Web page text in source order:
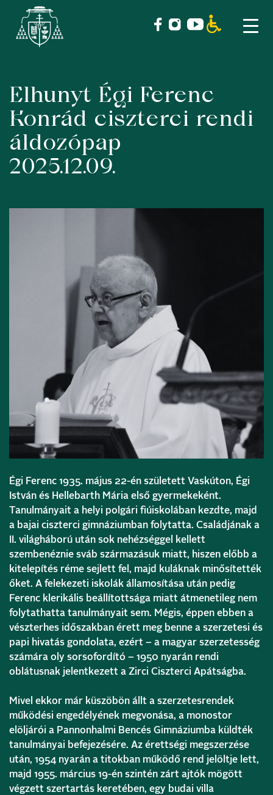
Skip
content
Elhunyt Égi Ferenc
Konrád ciszterci rendi
áldozópap
2025.12.09.
Égi Ferenc 1935. május 22-én született Vaskúton, Égi
István és Hellebarth Mária első gyermekeként.
Tanulmányait a helyi polgári fiúiskolában kezdte, majd
a bajai ciszterci gimnáziumban folytatta. Családjának a
II. világháború után sok nehézséggel kellett
szembenéznie sváb származásuk miatt, hiszen előbb a
kitelepítés réme sejlett fel, majd kuláknak minősítették
őket. A felekezeti iskolák államosítása után pedig
Ferenc klerikális beállítottsága miatt átmenetileg nem
folytathatta tanulmányait sem. Mégis, éppen ebben a
vészterhes időszakban érett meg benne a szerzetesi és
papi hivatás gondolata, ezért – a magyar szerzetesség
számára oly sorsofordító – 1950 nyarán rendi
oblátusnak jelentkezett a Zirci Ciszterci Apátságba.
Mivel ekkor már küszöbön állt a szerzetesrendek
működési engedélyének megvonása, a monostor
elöljárói a Pannonhalmi Bencés Gimnáziumba küldték
tanulmányai befejezésére. Az érettségi megszerzése
után, 1954 nyarán a titokban működő rend jelöltje lett,
majd 1955. március 19-én szintén zárt ajtók mögött
végzett szertartás keretében, egy budai villa